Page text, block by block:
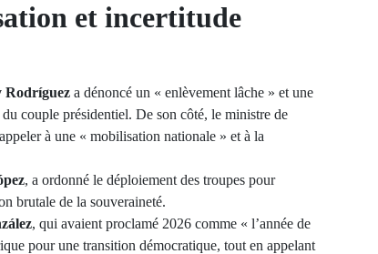
et incertitude
Rodríguez a dénoncé un « enlèvement lâche » et une
couple présidentiel. De son côté, le ministre de
à une « mobilisation nationale » et à la
, a ordonné le déploiement des troupes pour
brutale de la souveraineté.
, qui avaient proclamé 2026 comme « l’année de
pour une transition démocratique, tout en appelant